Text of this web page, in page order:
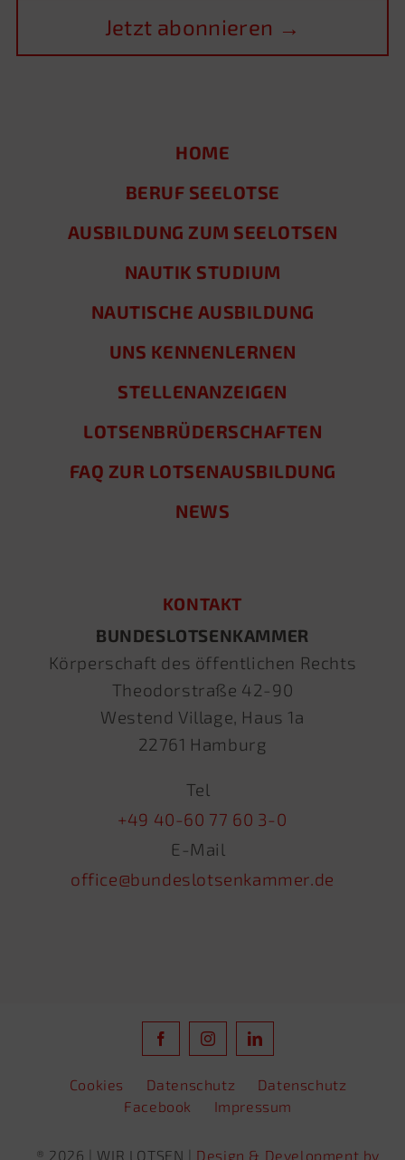
HOME
BERUF SEELOTSE
AUSBILDUNG ZUM SEELOTSEN
NAUTIK STUDIUM
NAUTISCHE AUSBILDUNG
UNS KENNENLERNEN
STELLENANZEIGEN
LOTSENBRÜDERSCHAFTEN
FAQ ZUR LOTSENAUSBILDUNG
NEWS
KONTAKT
BUNDESLOTSENKAMMER
Körperschaft des öffentlichen Rechts
Theodorstraße 42-90
Westend Village, Haus 1a
22761 Hamburg
Tel
+49 40-60 77 60 3-0
E-Mail
office@bundeslotsenkammer.de
® 2026 | WIR LOTSEN | Design & Development by
Cookies Datenschutz
Datenschutz
Facebook
Impressum